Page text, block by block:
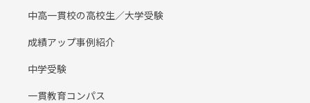
中高一貫校の高校生／大学受験
成績アップ事例紹介
中学受験
一貫教育コンパス